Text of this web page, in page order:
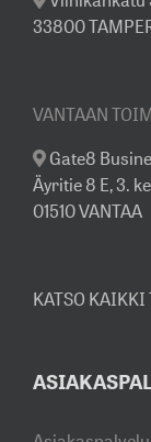
33800
VANTAAN
Gate8
Äyritie 8 E, 3.
01510 VANTAA
KATSO